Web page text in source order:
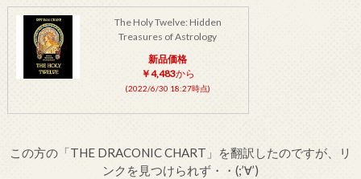
The Holy Twelve: Hidden
Treasures of Astrology
新品価格
￥4,483から
(2022/6/30 18:27時点)
この方の「THE DRACONIC CHART」を翻訳したのですが、リ
ンクを見つけられず・・(;’∀’)